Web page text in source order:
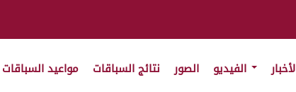
الصور نتائج السباقات مواعيد السباقات